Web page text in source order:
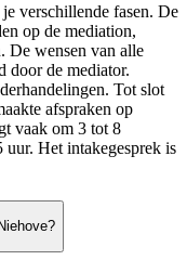
verschillende fasen. De
op de mediation,
De wensen van alle
door de mediator.
Tot slot
afspraken op
vaak om 3 tot 8
uur. Het intakegesprek is